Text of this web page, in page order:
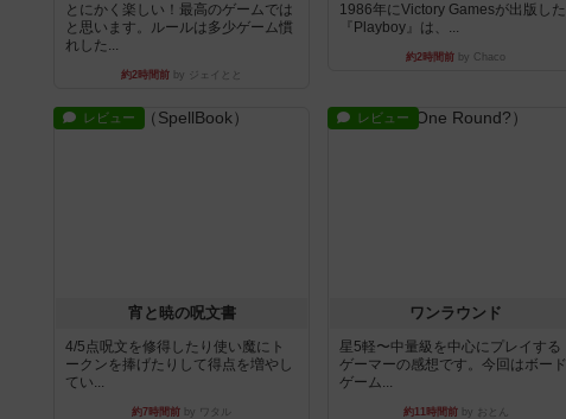
とにかく楽しい！最高のゲームでは
と思います。ルールは多少ゲーム慣
れした...
約2時間前 by ジェイとと
1986年にVictory Gamesが出版した
『Playboy』は、...
約2時間前 by Chaco
レビュー
宵と暁の呪文書
4/5点呪文を修得したり使い魔にト
ークンを捧げたりして得点を増やし
てい...
約7時間前 by ワタル
レビュー
ワンラウンド
星5軽〜中量級を中心にプレイする
ゲーマーの感想です。今回はボード
ゲーム...
約11時間前by おとん